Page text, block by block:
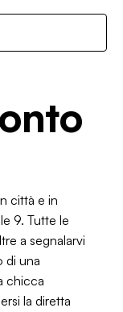
città e in
9. Tutte le
a segnalarvi
di una
chicca
la diretta